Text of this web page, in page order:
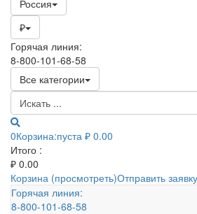
Россия
₽
Горячая линия:
8-800-101-68-58
Все категории
0Корзина:пуста ₽ 0.00
Итого :
₽ 0.00
Корзина (просмотреть)Отправить заявку
Горячая линия:
8-800-101-68-58